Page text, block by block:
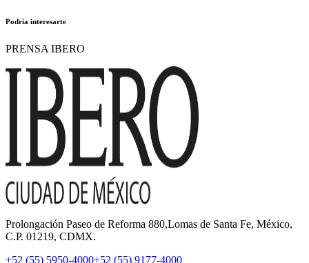
Podría interesarte
PRENSA IBERO
Prolongación Paseo de Reforma 880,Lomas de Santa Fe, México,
C.P. 01219, CDMX.
+52 (55) 5950-4000+52 (55) 9177-4000